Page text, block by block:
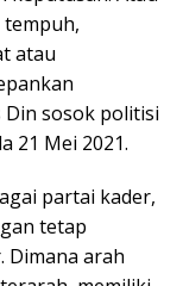
tempuh,
atau
Din sosok politisi
21 Mei 2021.
partai kader,
tetap
Dimana arah